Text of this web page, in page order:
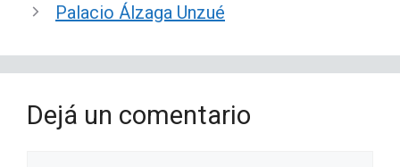
Palacio Álzaga Unzué
Dejá un comentario